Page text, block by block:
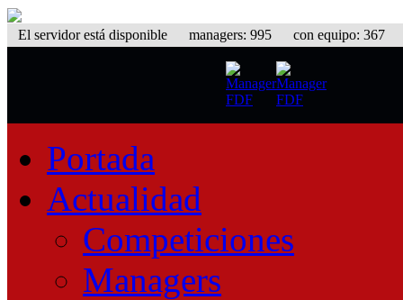
El servidor está disponible managers: 995 con equipo: 367
Portada
Actualidad
Competiciones
Managers